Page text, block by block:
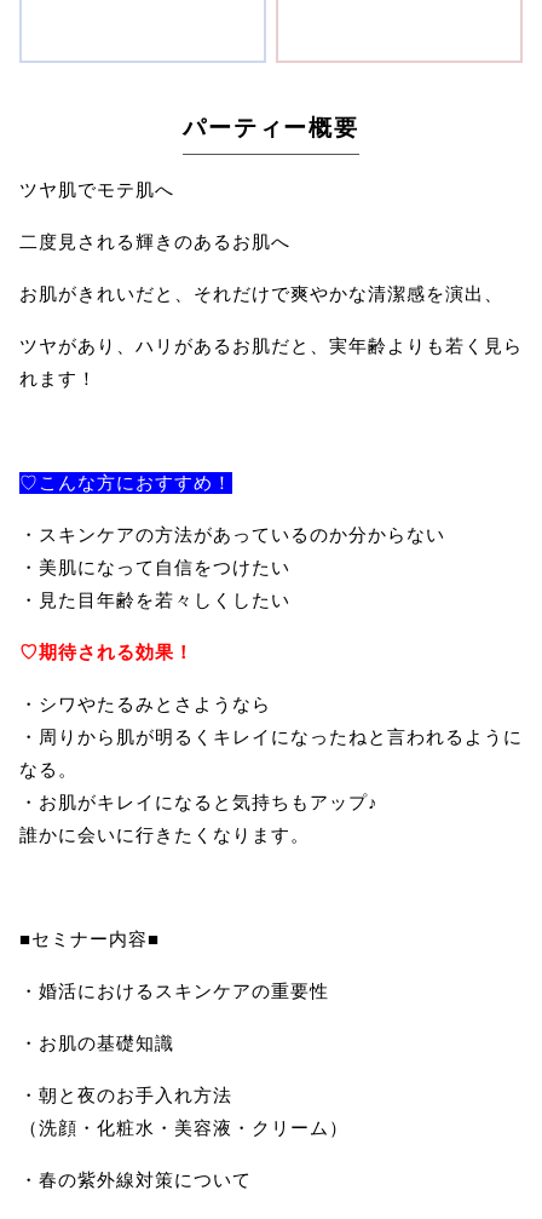
パーティー概要
ツヤ肌でモテ肌へ
二度見される輝きのあるお肌へ
お肌がきれいだと、それだけで爽やかな清潔感を演出、
ツヤがあり、ハリがあるお肌だと、実年齢よりも若く見ら
れます！
♡こんな方におすすめ！
・スキンケアの方法があっているのか分からない
・美肌になって自信をつけたい
・見た目年齢を若々しくしたい
♡期待される効果！
・シワやたるみとさようなら
・周りから肌が明るくキレイになったねと言われるように
なる。
・お肌がキレイになると気持ちもアップ♪
誰かに会いに行きたくなります。
■セミナー内容■
・婚活におけるスキンケアの重要性
・お肌の基礎知識
・朝と夜のお手入れ方法
（洗顔・化粧水・美容液・クリーム）
・春の紫外線対策について